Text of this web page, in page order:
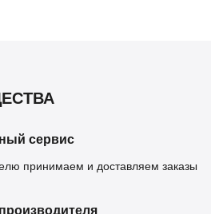
сервис
принимаем и доставляем заказы